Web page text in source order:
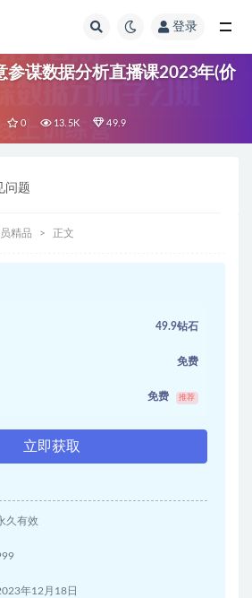
登录
参谋数据分析直播课2023年(价
0 13.5K 49.9
问题
精品 正文
49.9钻石
免费
免费 推荐
立即获取
久有效
年12月18日